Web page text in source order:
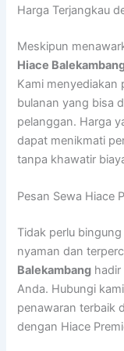
Harga Terjangkau
Meskipun
Hiace
Kami menyediakan
bulanan yang bisa
pelanggan. Harga
dapat menikmati
tanpa khawatir
Pesan Sewa Hiace
Tidak perlu
nyaman dan
Balekambang
Anda. Hubungi
penawaran terbaik
dengan Hiace